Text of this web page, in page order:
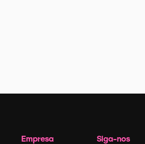
Empresa Siga-nos